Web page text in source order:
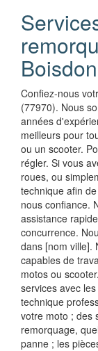
Boisdon
Confiez-nous
(77970). Nous
années
meilleurs pour
ou un scooter.
régler. Si vous
roues, ou
technique afin
nous confiance.
assistance
concurrence.
dans [nom ville].
capables de
motos ou
services avec
technique
votre moto ; des
remorquage,
panne ; les